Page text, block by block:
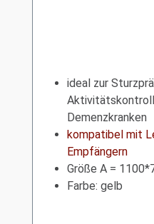
ideal zur
Demenzkranken
kompatibel mit
Empfängern
Größe A =
Farbe: gelb